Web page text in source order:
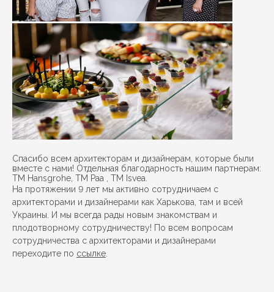
Спасибо всем архитекторам и дизайнерам, которые были
вместе с нами! Отдельная благодарность нашим партнерам:
ТМ Hansgrohe, ТМ Paa , ТМ Isvea.
На протяжении 9 лет мы активно сотрудничаем с
архитекторами и дизайнерами как Харькова, там и всей
Украины. И мы всегда рады новым знакомствам и
плодотворному сотрудничеству! По всем вопросам
сотрудничества с архитекторами и дизайнерами
переходите по ссылке